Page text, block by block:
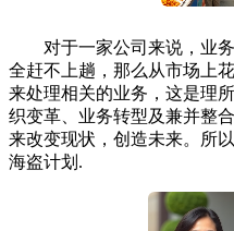
对于一家公司来说，业务
全赶不上趟，那么从市场上
来处理相关的业务，这是理
织变革、业务转型及兼并整
来改变现状，创造未来。所
海盗计划.